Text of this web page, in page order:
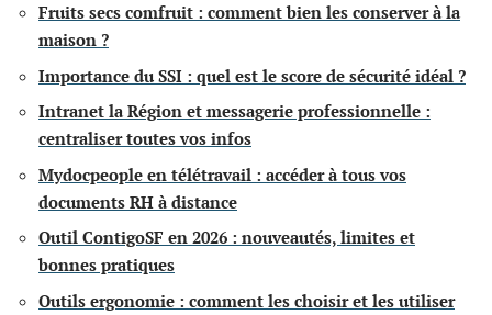
Fruits secs comfruit : comment bien les conserver à la
maison ?
Importance du SSI : quel est le score de sécurité idéal ?
Intranet la Région et messagerie professionnelle :
centraliser toutes vos infos
Mydocpeople en télétravail : accéder à tous vos
documents RH à distance
Outil ContigoSF en 2026 : nouveautés, limites et
bonnes pratiques
Outils ergonomie : comment les choisir et les utiliser